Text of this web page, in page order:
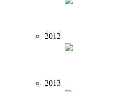
2012
2013